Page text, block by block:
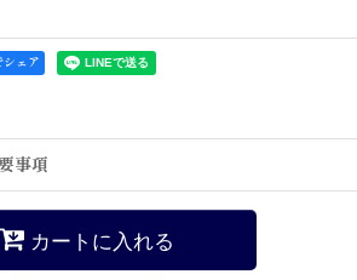
ェア
事項
カートに入れる